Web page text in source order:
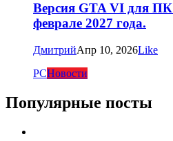
Версия GTA VI для
феврале 2027 года.
ДмитрийАпр 10, 2026Like
PCНовости
Популярные посты